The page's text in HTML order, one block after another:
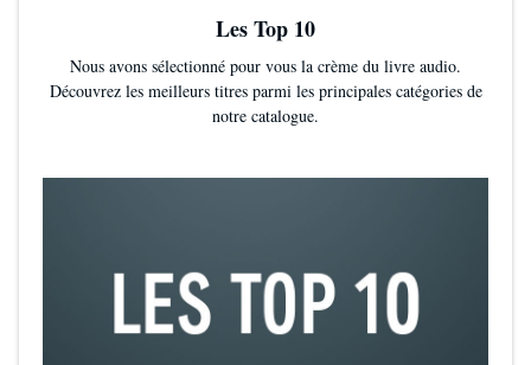
Les Top 10
Nous avons sélectionné pour vous la crème du livre audio.
Découvrez les meilleurs titres parmi les principales catégories de
notre catalogue.